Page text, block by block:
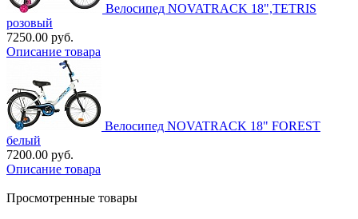
Велосипед NOVATRACK 18",TETRIS
розовый
7250.00 руб.
Описание товара
Велосипед NOVATRACK 18" FOREST
белый
7200.00 руб.
Описание товара
Просмотренные товары